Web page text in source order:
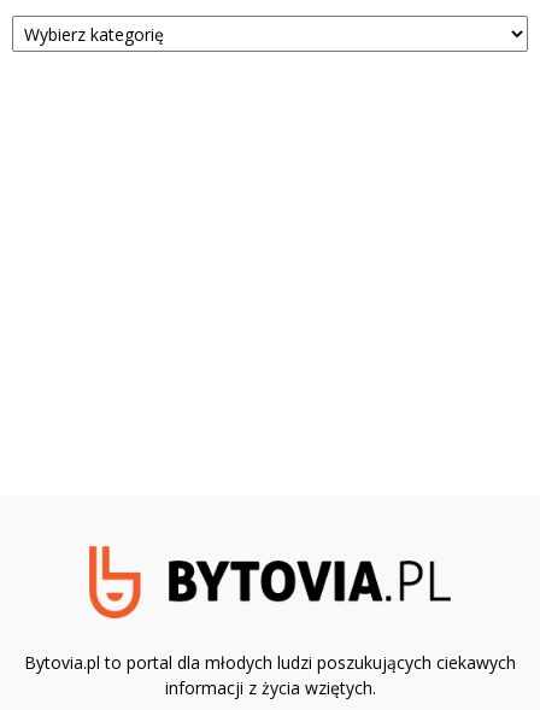
Kategorie
Bytovia.pl to portal dla młodych ludzi poszukujących ciekawych
informacji z życia wziętych.